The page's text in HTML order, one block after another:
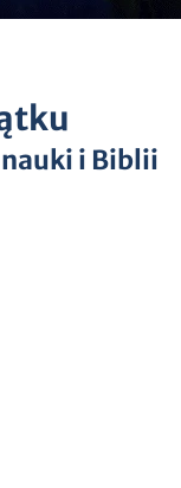
i Biblii